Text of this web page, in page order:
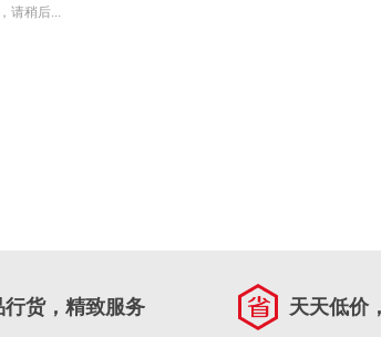
请稍后...
行货，精致服务 天天低价